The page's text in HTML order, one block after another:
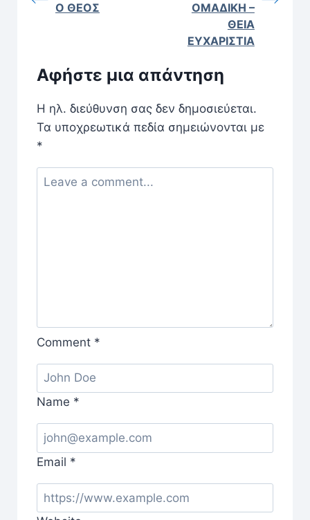
Ο ΘΕΟΣ
ΟΜΑΔΙΚΗ –
ΘΕΙΑ
ΕΥΧΑΡΙΣΤΙΑ
Αφήστε μια απάντηση
Η ηλ. διεύθυνση σας δεν δημοσιεύεται.
Τα υποχρεωτικά πεδία σημειώνονται με
*
Comment *
Name *
Email *